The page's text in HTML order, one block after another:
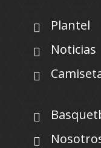
Plantel
Noticias